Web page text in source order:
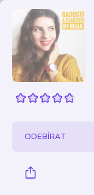
ODEBÍRAT